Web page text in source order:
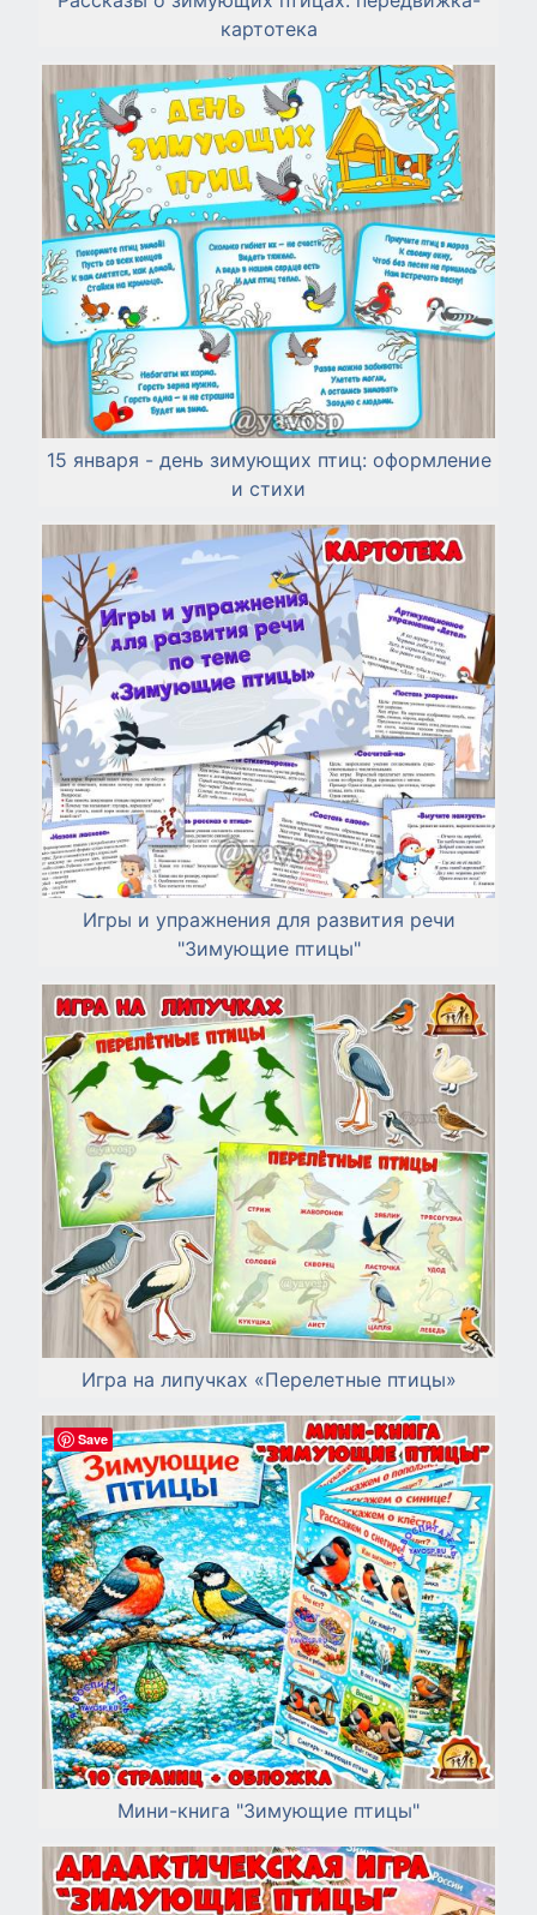
картотека
15 января - день зимующих птиц: оформление
и стихи
Игры и упражнения для развития речи
"Зимующие птицы"
Игра на липучках «Перелетные птицы»
Мини-книга "Зимующие птицы"
Save